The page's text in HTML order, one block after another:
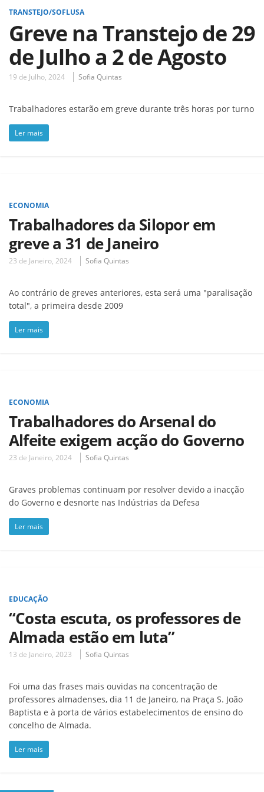
TRANSTEJO/SOFLUSA
Greve na Transtejo de 29
de Julho a 2 de Agosto
19 de Julho, 2024 Sofia Quintas
Trabalhadores estarão em greve durante três horas por turno
Ler mais
ECONOMIA
Trabalhadores da Silopor em
greve a 31 de Janeiro
23 de Janeiro, 2024 Sofia Quintas
Ao contrário de greves anteriores, esta será uma "paralisação
total", a primeira desde 2009
Ler mais
ECONOMIA
Trabalhadores do Arsenal do
Alfeite exigem acção do Governo
23 de Janeiro, 2024 Sofia Quintas
Graves problemas continuam por resolver devido a inacção
do Governo e desnorte nas Indústrias da Defesa
Ler mais
EDUCAÇÃO
“Costa escuta, os professores de
Almada estão em luta”
13 de Janeiro, 2023 Sofia Quintas
Foi uma das frases mais ouvidas na concentração de
professores almadenses, dia 11 de Janeiro, na Praça S. João
Baptista e à porta de vários estabelecimentos de ensino do
concelho de Almada.
Ler mais